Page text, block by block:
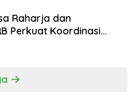
Raharja dan
Perkuat Koordinasi